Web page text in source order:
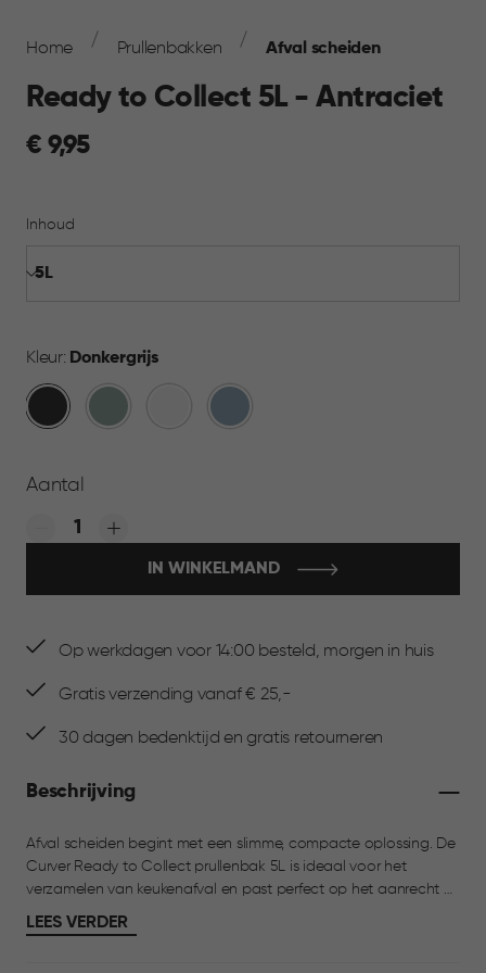
Navigation
Home Prullenbakken Afval scheiden
Ready to Collect 5L - Antraciet
€
€ 9,95
Inhoud
Kleur: Donkergrijs
DonkergrijsGroen Blauw
Aantal
Quantity:
IN WINKELMAND
Op werkdagen voor 14:00 besteld, morgen in huis
Gratis verzending vanaf € 25,-
30 dagen bedenktijd en gratis retourneren
Beschrijving
Afval scheiden begint met een slimme, compacte oplossing. De
Curver Ready to Collect prullenbak 5L is ideaal voor het
verzamelen van keukenafval en past perfect op het aanrecht of
in een kastje. Het frisse, moderne design sluit moeiteloos aan bij
elke keuken. De bak is ontworpen voor dagelijks gebruik. Dankzij
LEES VERDER